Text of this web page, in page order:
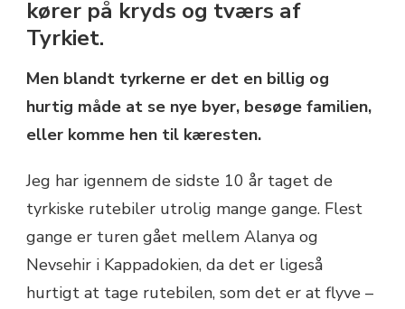
kører på kryds og tværs af
Tyrkiet.
Men blandt tyrkerne er det en billig og
hurtig måde at se nye byer, besøge familien,
eller komme hen til kæresten.
Jeg har igennem de sidste 10 år taget de
tyrkiske rutebiler utrolig mange gange. Flest
gange er turen gået mellem Alanya og
Nevsehir i Kappadokien, da det er ligeså
hurtigt at tage rutebilen, som det er at flyve –